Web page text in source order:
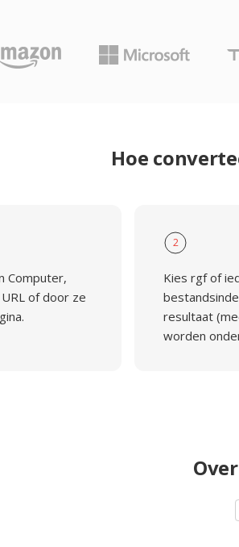
Hoe
Computer,
of door ze
2
Kies rgf of
resultaat
worden